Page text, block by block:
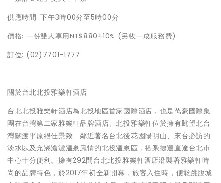
供應時間: 下午3時00分至5時00分
價格: 一份雙人享用NT$880+10% (另收一成服務費)
訂位: (02)7701-1777
關於台北北投雅樂軒酒店
台北北投雅樂軒酒店為北投地區首家國際酒店，也是萬豪國際集
團在台灣第二家雅樂軒品牌酒店。北投雅樂軒位於擁有眺望北台
灣關渡平原絕佳景致、鄰近著名台北後花園陽明山、來台必訪的
淡水以及充滿濃濃溫泉風情的北投溫泉區，搭乘捷運直達台北市
中心十分便利。擁有292間台北北投雅樂軒酒店沿襲著雅樂軒時
尚的品牌特色，於2017年初全新開幕，旅客入住時，便能跳脫城